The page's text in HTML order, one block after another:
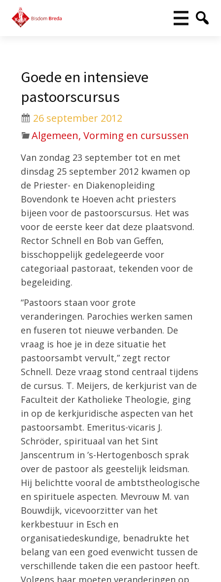
Goede en intensieve
pastoorscursus
26 september 2012
Algemeen, Vorming en cursussen
Van zondag 23 september tot en met
dinsdag 25 september 2012 kwamen op
de Priester- en Diakenopleiding
Bovendonk te Hoeven acht priesters
bijeen voor de pastoorscursus. Het was
voor de eerste keer dat deze plaatsvond.
Rector Schnell en Bob van Geffen,
bisschoppelijk gedelegeerde voor
categoriaal pastoraat, tekenden voor de
begeleiding.
“Pastoors staan voor grote
veranderingen. Parochies werken samen
en fuseren tot nieuwe verbanden. De
vraag is hoe je in deze situatie het
pastoorsambt vervult,” zegt rector
Schnell. Deze vraag stond centraal tijdens
de cursus. T. Meijers, de kerkjurist van de
Faculteit der Katholieke Theologie, ging
in op de kerkjuridische aspecten van het
pastoorsambt. Emeritus-vicaris J.
Schröder, spirituaal van het Sint
Janscentrum in ’s-Hertogenbosch sprak
over de pastoor als geestelijk leidsman.
Hij belichtte vooral de ambtstheologische
en spirituele aspecten. Mevrouw M. van
Bouwdijk, vicevoorzitter van het
kerkbestuur in Esch en
organisatiedeskundige, benadrukte het
belang van een goed evenwicht tussen de
verschillende taken die een pastoor heeft.